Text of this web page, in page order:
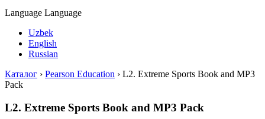
Language Language
Uzbek
English
Russian
Каталог › Pearson Education › L2. Extreme Sports Book and MP3
Pack
L2. Extreme Sports Book and MP3 Pack